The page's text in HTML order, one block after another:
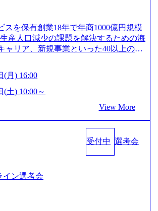
を保有創業18年で年商1000億円規模
産人口減少の課題を解決するための海
リア、新規事業といった40以上の事
り、事業創造の自由度が高い https://st
public/images/20240925162633_7
レバレジーズ株式会社 会社説
「カルチャー」など、レバレジーズの
) レバレジーズグローバル、
業委託業務」を受託 (https://prtimes.jp/
バレジーズ、モチベーション管理システ
html/rd/p/000000622.000010591.html)
種編 〜 (https://www.youtube.com/watc
創業以来黒字を維持し、急成長中であ
(月) 16:00
(土) 10:00～
View More
受付中 選考会
イン選考会